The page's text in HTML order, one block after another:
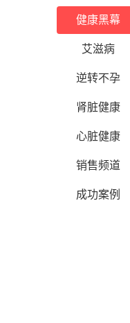
健康黑幕
艾滋病
逆转不孕
肾脏健康
心脏健康
销售频道
成功案例